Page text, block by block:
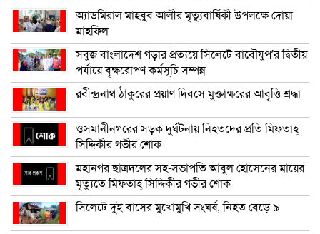
অ্যাডমিরাল মাহবুব আলীর মৃত্যুবার্ষিকী উপলক্ষে দোয়া
মাহফিল
সবুজ বাংলাদেশ গড়ার প্রত্যয়ে সিলেটে বাবৌযুপ’র দ্বিতীয়
পর্যায়ে বৃক্ষরোপণ কর্মসূচি সম্পন্ন
রবীন্দ্রনাথ ঠাকুরের প্রয়াণ দিবসে মুক্তাক্ষরের আবৃত্তি শ্রদ্ধা
ওসমানীনগরের সড়ক দুর্ঘটনায় নিহতদের প্রতি মিফতাহ্
সিদ্দিকীর গভীর শোক
মহানগর ছাত্রদলের সহ-সভাপতি আবুল হোসেনের মায়ের
মৃত্যুতে মিফতাহ্ সিদ্দিকীর গভীর শোক
সিলেটে দুই বাসের মুখোমুখি সংঘর্ষ, নিহত বেড়ে ৯